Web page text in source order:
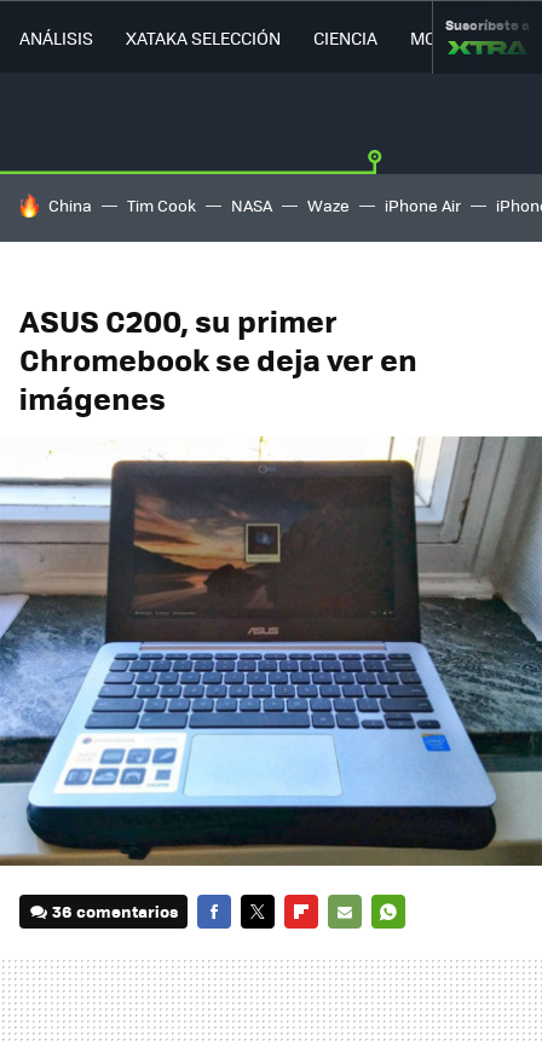
ANÁLISIS XATAKA SELECCIÓN CIENCIA MOVILIDAD
Suscríbete a
HOY SE HABLA DE
China Tim Cook NASA Waze iPhone Air
ASUS C200, su primer
Chromebook se deja ver en
imágenes
36 comentarios
MAIL